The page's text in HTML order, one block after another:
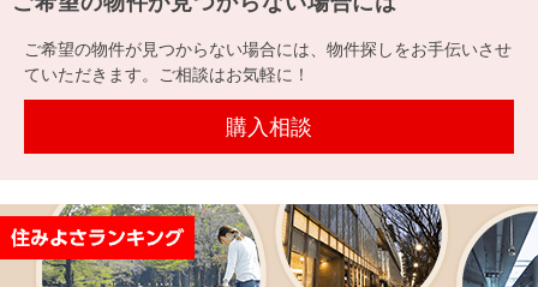
ンを
探す
一戸
建て
す
用
物
件
件を
探す
定
談
売却
金額
試算
ョン
組織図
沿革
本社地
図
（電子ブ
ック版）
提携企業にお勤めの方
閉じる
ご希望の物件が見つからない場合には、物件探しをお手伝いさせ
ていただきます。ご相談はお気軽に！
購入相談